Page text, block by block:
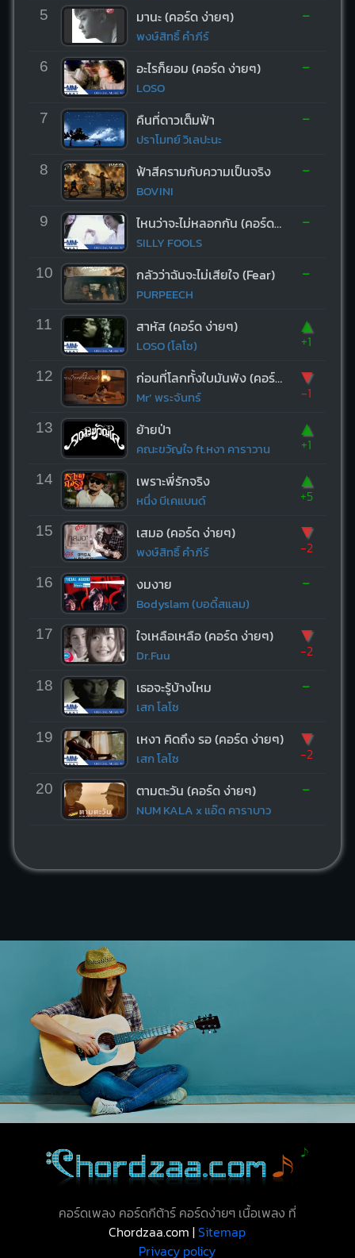
5 มานะ (คอร์ด ง่ายๆ)
พงษ์สิทธิ์ คำภีร์
-
6 อะไรก็ยอม (คอร์ด ง่ายๆ)
LOSO
-
7 คืนที่ดาวเต็มฟ้า
ปราโมทย์ วิเลปะนะ
-
8 ฟ้าสีครามกับความเป็นจริง
BOVINI
-
9 ไหนว่าจะไม่หลอกกัน (คอร์ด ง่ายๆ)
SILLY FOOLS
-
10 กลัวว่าฉันจะไม่เสียใจ (Fear)
PURPEECH
-
11 สาหัส (คอร์ด ง่ายๆ)
LOSO (โลโซ)
▲
+1
12 ก่อนที่โลกทั้งใบมันพัง (คอร์ด ง่ายๆ)
Mr’ พระจันทร์
▼
-1
13 ย้ายป่า
คณะขวัญใจ ft.หงา คาราวาน
▲
+1
14 เพราะพี่รักจริง
หนึ่ง บีเคแบนด์
▲
+5
15 เสมอ (คอร์ด ง่ายๆ)
พงษ์สิทธิ์ คำภีร์
▼
-2
16 งมงาย
Bodyslam (บอดี้สแลม)
-
17 ใจเหลือเหลือ (คอร์ด ง่ายๆ)
Dr.Fuu
▼
-2
18 เธอจะรู้บ้างไหม
เสก โลโซ
-
19 เหงา คิดถึง รอ (คอร์ด ง่ายๆ)
เสก โลโซ
▼
-2
20 ตามตะวัน (คอร์ด ง่ายๆ)
NUM KALA x แอ๊ด คาราบาว
-
คอร์ดเพลง คอร์ดกีต้าร์ คอร์ดง่ายๆ เนื้อเพลง ที่
Chordzaa.com |Sitemap
Privacy policy